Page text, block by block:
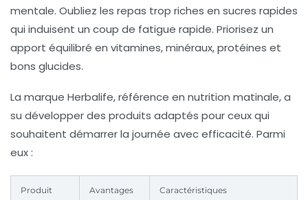
mentale. Oubliez les repas trop riches en sucres rapides
qui induisent un coup de fatigue rapide. Priorisez un
apport équilibré en vitamines, minéraux, protéines et
bons glucides.
La marque Herbalife, référence en nutrition matinale, a
su développer des produits adaptés pour ceux qui
souhaitent démarrer la journée avec efficacité. Parmi
eux :
Produit Avantages Caractéristiques